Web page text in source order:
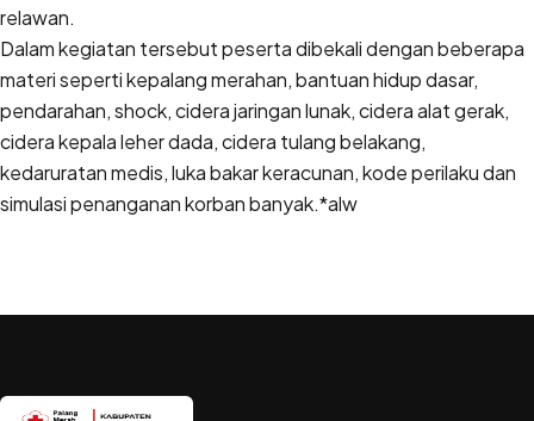
relawan.
Dalam kegiatan tersebut peserta dibekali dengan beberapa
materi seperti kepalang merahan, bantuan hidup dasar,
pendarahan, shock, cidera jaringan lunak, cidera alat gerak,
cidera kepala leher dada, cidera tulang belakang,
kedaruratan medis, luka bakar keracunan, kode perilaku dan
simulasi penanganan korban banyak.*alw